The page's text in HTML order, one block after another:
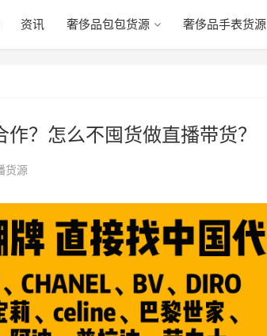
资讯 奢侈品包包货源 奢侈品手表货源
？怎么不囤货做直播带货？
货源